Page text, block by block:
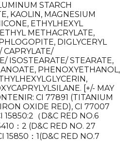
STARCH
KAOLIN, MAGNESIUM
ETHYLHEXYL
METHACRYLATE,
DIGLYCERYL
CAPRYLATE/
ISOSTEARATE/ STEARATE,
PHENOXYETHANOL,
[+/- MAY
CI 77891 (TITANIUM
OXIDE RED), CI 77007
15850:2（D&C RED NO.6
：2 (D&C RED NO. 27
15850：1(D&C RED NO.7